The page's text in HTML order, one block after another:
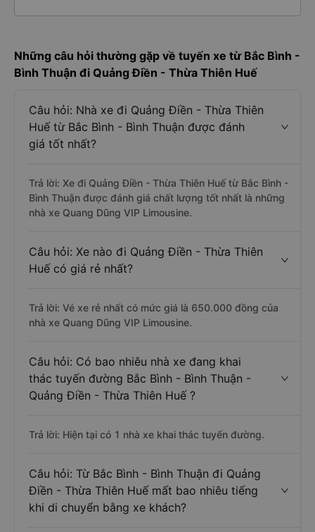
Những câu hỏi thường gặp về tuyến xe từ Bắc Bình -
Bình Thuận đi Quảng Điền - Thừa Thiên Huế
Câu hỏi: Nhà xe đi Quảng Điền - Thừa Thiên
Huế từ Bắc Bình - Bình Thuận được đánh
giá tốt nhất?
Trả lời: Xe đi Quảng Điền - Thừa Thiên Huế từ Bắc Bình -
Bình Thuận được đánh giá chất lượng tốt nhất là những
nhà xe Quang Dũng VIP Limousine.
Câu hỏi: Xe nào đi Quảng Điền - Thừa Thiên
Huế có giá rẻ nhất?
Trả lời: Vé xe rẻ nhất có mức giá là 650.000 đồng của
nhà xe Quang Dũng VIP Limousine.
Câu hỏi: Có bao nhiêu nhà xe đang khai
thác tuyến đường Bắc Bình - Bình Thuận -
Quảng Điền - Thừa Thiên Huế ?
Trả lời: Hiện tại có 1 nhà xe khai thác tuyến đường.
Câu hỏi: Từ Bắc Bình - Bình Thuận đi Quảng
Điền - Thừa Thiên Huế mất bao nhiêu tiếng
khi di chuyển bằng xe khách?